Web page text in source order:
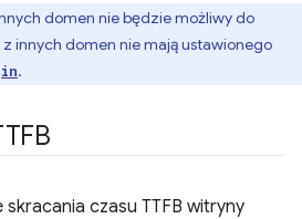
domen nie będzie możliwy do
innych domen nie mają ustawionego
.
czasu TTFB witryny